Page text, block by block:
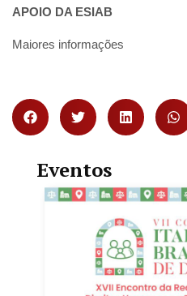
APOIO DA ESIAB
Maiores informações
Eventos